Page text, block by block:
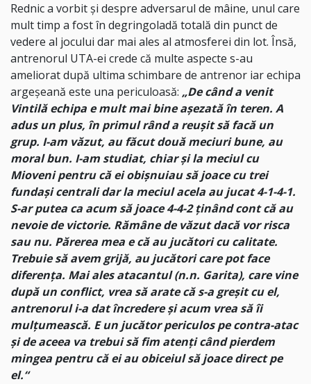
Rednic a vorbit și despre adversarul de mâine, unul care
mult timp a fost în degringoladă totală din punct de
vedere al jocului dar mai ales al atmosferei din lot. Însă,
antrenorul UTA-ei crede că multe aspecte s-au
ameliorat după ultima schimbare de antrenor iar echipa
argeșeană este una periculoasă: „De când a venit
Vintilă echipa e mult mai bine așezată în teren. A
adus un plus, în primul rând a reușit să facă un
grup. I-am văzut, au făcut două meciuri bune, au
moral bun. I-am studiat, chiar și la meciul cu
Mioveni pentru că ei obișnuiau să joace cu trei
fundași centrali dar la meciul acela au jucat 4-1-4-1.
S-ar putea ca acum să joace 4-4-2 ținând cont că au
nevoie de victorie. Rămâne de văzut dacă vor risca
sau nu. Părerea mea e că au jucători cu calitate.
Trebuie să avem grijă, au jucători care pot face
diferența. Mai ales atacantul (n.n. Garita), care vine
după un conflict, vrea să arate că s-a greșit cu el,
antrenorul i-a dat încredere și acum vrea să îi
mulțumească. E un jucător periculos pe contra-atac
și de aceea va trebui să fim atenți când pierdem
mingea pentru că ei au obiceiul să joace direct pe
el.“